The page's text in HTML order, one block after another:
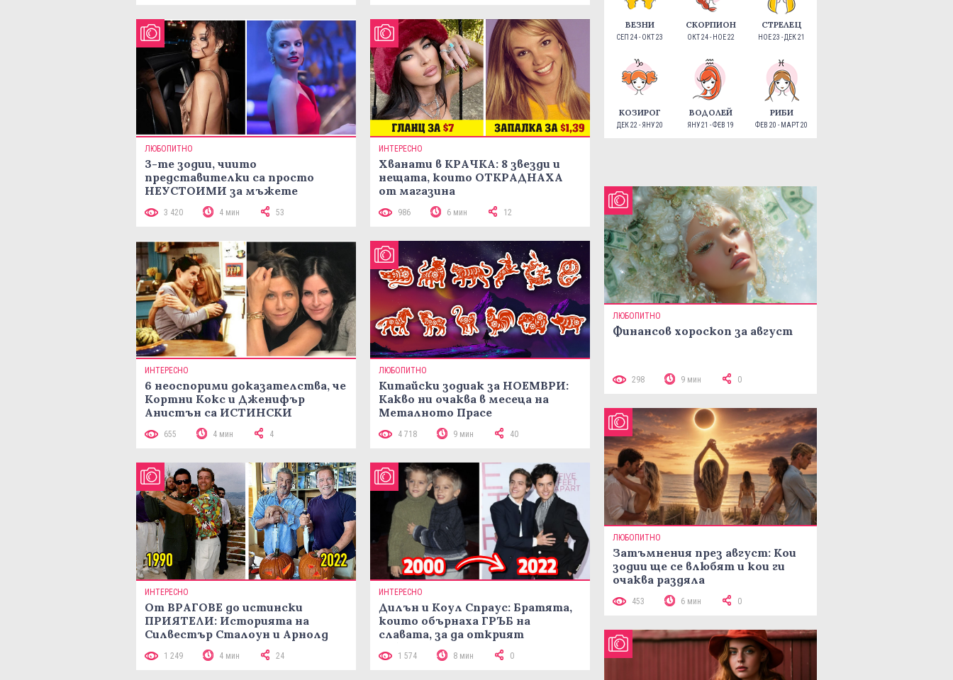
ЛЮБОПИТНО
3-те зодии, чиито
представителки са просто
НЕУСТОИМИ за мъжете
3 420 4 мин 53
ИНТЕРЕСНО
Хванати в КРАЧКА: 8 звезди и
нещата, които ОТКРАДНАХА
от магазина
986 6 мин 12
ИНТЕРЕСНО
6 неоспорими доказателства, че
Кортни Кокс и Дженифър
Анистън са ИСТИНСКИ
приятелки
655 4 мин 4
ЛЮБОПИТНО
Китайски зодиак за НОЕМВРИ:
Какво ни очаква в месеца на
Металното Прасе
4 718 9 мин 40
ИНТЕРЕСНО
От ВРАГОВЕ до истински
ПРИЯТЕЛИ: Историята на
Силвестър Сталоун и Арнолд
Шварценегер
1 249 4 мин 24
ИНТЕРЕСНО
Дилън и Коул Спраус: Братята,
които обърнаха ГРЪБ на
славата, за да открият
собствения си път
1 574 8 мин 0
ВЕЗНИ
СЕП 24 - ОКТ 23
СКОРПИОН
ОКТ 24 - НОЕ 22
СТРЕЛЕЦ
НОЕ 23 - ДЕК 21
КОЗИРОГ
ДЕК 22 - ЯНУ 20
ВОДОЛЕЙ
ЯНУ 21 - ФЕВ 19
РИБИ
ФЕВ 20 - МАРТ 20
ЛЮБОПИТНО
Финансов хороскоп за август
298 9 мин 0
ЛЮБОПИТНО
Затъмнения през август: Кои
зодии ще се влюбят и кои ги
очаква раздяла
453 6 мин 0